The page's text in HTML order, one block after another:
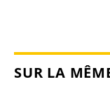
SUR LA